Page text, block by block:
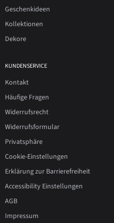
Geschenkideen
Kollektionen
Dekore
KUNDENSERVICE
Kontakt
Häufige Fragen
Widerrufsrecht
Widerrufsformular
Privatsphäre
Cookie-Einstellungen
Erklärung zur Barrierefreiheit
Accessibility Einstellungen
AGB
Impressum